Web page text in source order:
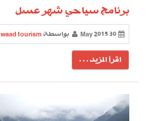
برنامج سياحي شهر عسل
30 May 2015 بواسطةwaad tourism
اقرأ المزيد . . .